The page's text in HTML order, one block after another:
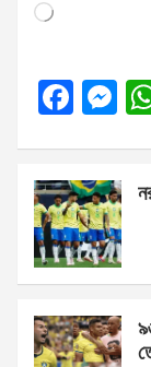
Loading…
F
b
o
o
k
M
n
g
er